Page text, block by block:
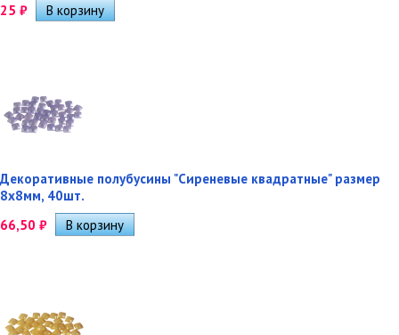
25 ₽
Декоративные полубусины "Сиреневые квадратные" размер
8х8мм, 40шт.
66,50 ₽